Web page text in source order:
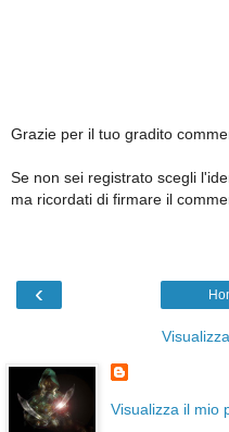
Grazie per il tuo gradito
Se non sei registrato scegli
ma ricordati di firmare il
‹
Visualizza il mio